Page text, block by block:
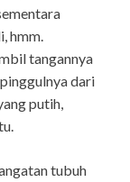
hmm.
tangannya
dari
putih,
tubuh